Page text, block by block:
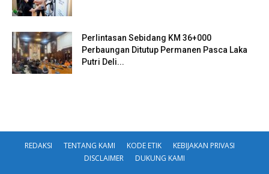
Perlintasan Sebidang KM 36+000
Perbaungan Ditutup Permanen Pasca Laka
Putri Deli...
REDAKSI TENTANG KAMI KODE ETIK
KEBIJAKAN PRIVASI
DISCLAIMER
DUKUNG KAMI